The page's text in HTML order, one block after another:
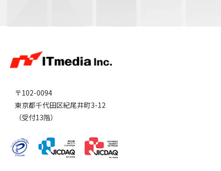
〒102-0094
東京都千代田区紀尾井町3-12
（受付13階）